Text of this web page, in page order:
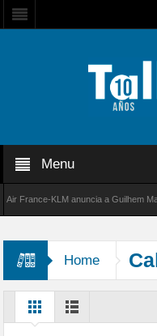
Menu
KLM anuncia a Guilhem Mallet
Home
Gas & Electric